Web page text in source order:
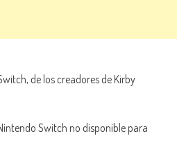
de los creadores de Kirby
Switch no disponible para